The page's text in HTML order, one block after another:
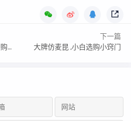
阱
下一篇
大牌仿麦昆 ,小白选购小窍门